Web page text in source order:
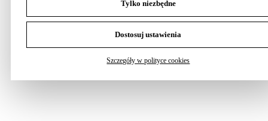
Tylko niezbędne
Dostosuj ustawienia
Szczegóły w polityce cookies